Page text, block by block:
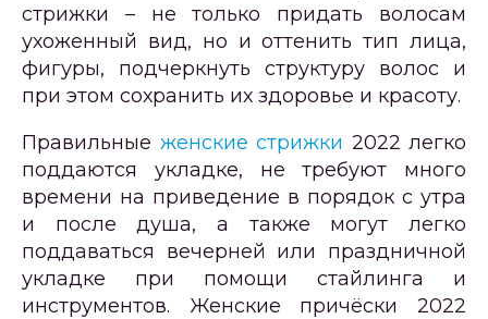
стрижки – не только придать волосам
ухоженный вид, но и оттенить тип лица,
фигуры, подчеркнуть структуру волос и
при этом сохранить их здоровье и красоту.
Правильные женские стрижки 2022 легко
поддаются укладке, не требуют много
времени на приведение в порядок с утра
и после душа, а также могут легко
поддаваться вечерней или праздничной
укладке при помощи стайлинга и
инструментов. Женские причёски 2022